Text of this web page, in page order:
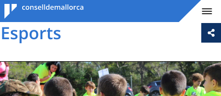
Consell de
Mallorca